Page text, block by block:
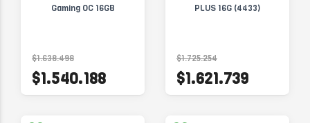
Gaming OC 16GB
$1.638.498
$1.540.188
PLUS 16G (4433)
$1.725.254
$1.621.739